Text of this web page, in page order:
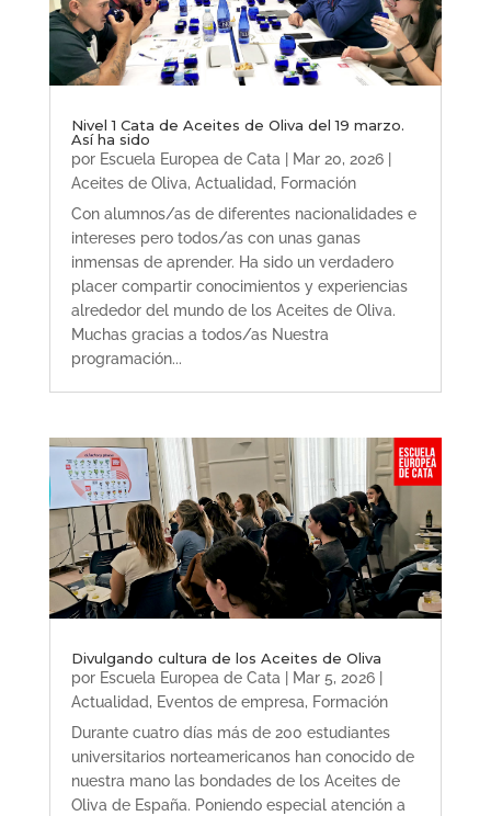
Nivel 1 Cata de Aceites de Oliva del 19 marzo.
Así ha sido
por Escuela Europea de Cata Mar 20, 2026|
Aceites de Oliva, Actualidad, Formación
Con alumnos/as de diferentes nacionalidades e
intereses pero todos/as con unas ganas
inmensas de aprender. Ha sido un verdadero
placer compartir conocimientos y experiencias
alrededor del mundo de los Aceites de Oliva.
Muchas gracias a todos/as Nuestra
programación...
Divulgando cultura de los Aceites de Oliva
por Escuela Europea de Cata| Mar 5, 2026|
Actualidad, Eventos de empresa, Formación
Durante cuatro días más de 200 estudiantes
universitarios norteamericanos han conocido de
nuestra mano las bondades de los Aceites de
Oliva de España. Poniendo especial atención a